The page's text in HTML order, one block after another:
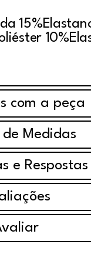
com a peça
de Medidas
e Respostas